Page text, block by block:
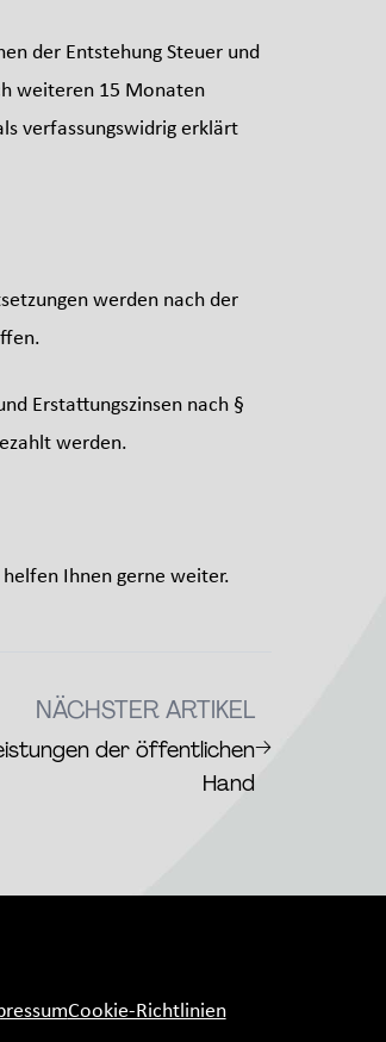
der Entstehung Steuer und
weiteren 15 Monaten
verfassungswidrig erklärt
werden nach der
Erstattungszinsen nach §
werden.
Ihnen gerne weiter.
NÄCHSTER ARTIKEL
der öffentlichen
Hand
→
Cookie-Richtlinien